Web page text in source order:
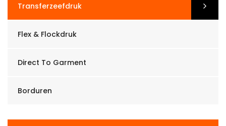
Transferzeefdruk
Flex & Flockdruk
Direct To Garment
Borduren